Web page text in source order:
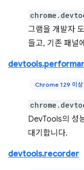
그램을 개발자
들고, 기존 패널
Chrome 129 이상
DevTools의 성
대기합니다.
devtools.recorder